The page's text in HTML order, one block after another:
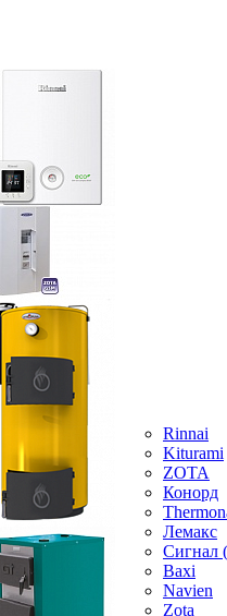
Rinnai
Kiturami
ZOTA
Конорд
Лемакс
Baxi
Navien
Zota